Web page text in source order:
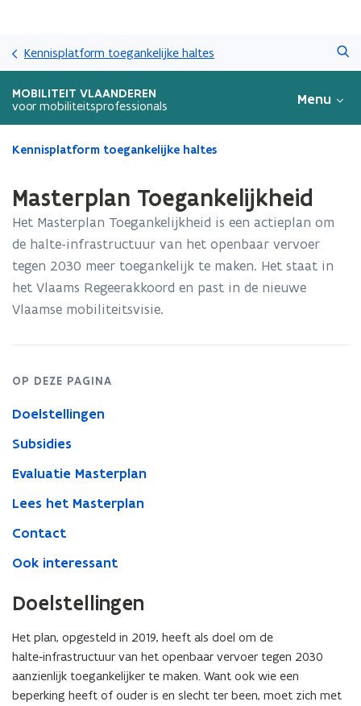
en
naar
Kennisplatform toegankelijke haltes
MOBILITEIT VLAANDEREN
voor mobiliteitsprofessionals Menu
Gedaan
bevindt
op:
Masterplan
Toegankelijkheid
Kennisplatform toegankelijke haltes
Masterplan Toegankelijkheid
Het Masterplan Toegankelijkheid is een actieplan om
de halte-infrastructuur van het openbaar vervoer
tegen 2030 meer toegankelijk te maken. Het staat in
het Vlaams Regeerakkoord en past in de nieuwe
Vlaamse mobiliteitsvisie.
OP DEZE PAGINA
Doelstellingen
Subsidies
Evaluatie Masterplan
Lees het Masterplan
Contact
Ook interessant
Doelstellingen
Het plan, opgesteld in 2019, heeft als doel om de
halte‑infrastructuur van het openbaar vervoer tegen 2030
aanzienlijk toegankelijker te maken. Want ook wie een
beperking heeft of ouder is en slecht ter been, moet zich met